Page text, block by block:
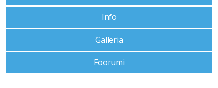
Info
Galleria
Foorumi